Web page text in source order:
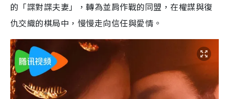
的「諜對諜夫妻」，轉為並肩作戰的同盟，在權謀與復
仇交織的棋局中，慢慢走向信任與愛情。